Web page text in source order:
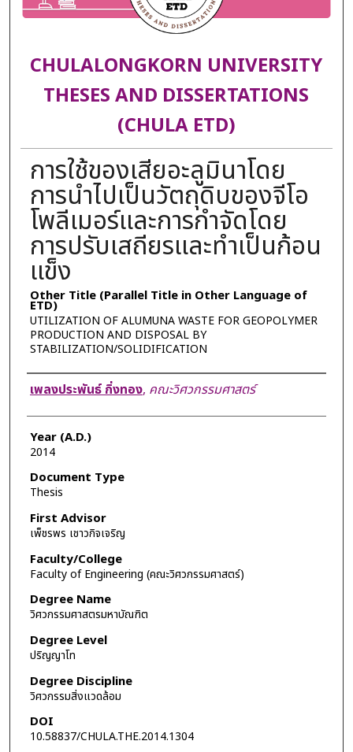
CHULALONGKORN UNIVERSITY
THESES AND DISSERTATIONS
(CHULA ETD)
การใช้ของเสียอะลูมินาโดย
การนำไปเป็นวัตถุดิบของจีโอ
โพลีเมอร์และการกำจัดโดย
การปรับเสถียรและทำเป็นก้อน
แข็ง
Other Title (Parallel Title in Other Language of
ETD)
UTILIZATION OF ALUMUNA WASTE FOR GEOPOLYMER
PRODUCTION AND DISPOSAL BY
STABILIZATION/SOLIDIFICATION
Author
เพลงประพันธ์ กิ่งทอง, คณะวิศวกรรมศาสตร์
Year (A.D.)
2014
Document Type
Thesis
First Advisor
เพ็ชรพร เชาวกิจเจริญ
Faculty/College
Faculty of Engineering (คณะวิศวกรรมศาสตร์)
Degree Name
วิศวกรรมศาสตรมหาบัณฑิต
Degree Level
ปริญญาโท
Degree Discipline
วิศวกรรมสิ่งแวดล้อม
DOI
10.58837/CHULA.THE.2014.1304